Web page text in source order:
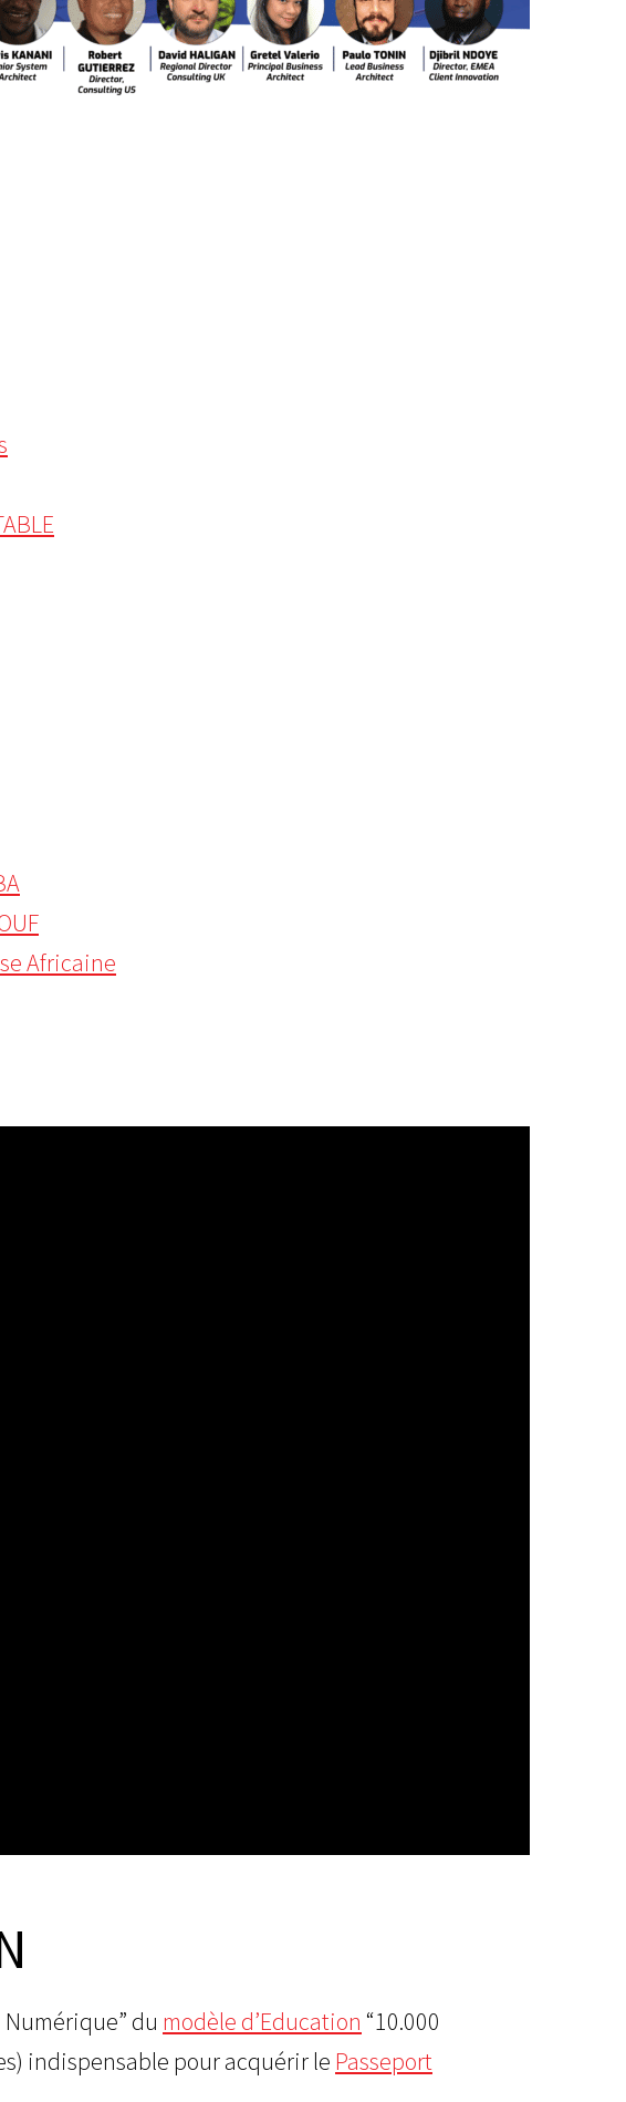
Africaine
du modèle d’Education “10.000
indispensable pour acquérir le Passeport